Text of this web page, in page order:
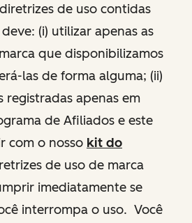
de uso contidas
(i) utilizar apenas as
que disponibilizamos
las de forma alguma; (ii)
registradas apenas em
de Afiliados e este
com o nosso kit do
de uso de marca
imediatamente se
interrompa o uso. Você